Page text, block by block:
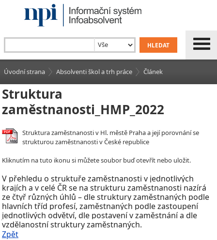
Úvodní strana Absolventi škol a trh práce Článek
Struktura
zaměstnanosti_HMP_2022
Struktura zaměstnanosti v Hl. městě Praha a její porovnání se
strukturou zaměstnanosti v České republice
Kliknutím na tuto ikonu si můžete soubor buď otevřít nebo uložit.
V přehledu o struktuře zaměstnanosti v jednotlivých
krajích a v celé ČR se na strukturu zaměstnanosti nazírá
ze čtyř různých úhlů – dle struktury zaměstnaných podle
hlavních tříd profesí, zaměstnaných podle zastoupení
jednotlivých odvětví, dle postavení vzaměstnání a dle
vzdělanostní struktury zaměstnaných.
Zpět